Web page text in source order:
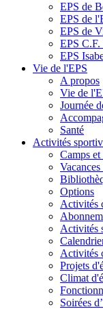
EPS de
EPS de
EPS de
EPS C.F.
EPS
Vie de l'EPS
A propos
Vie de
Journée
Santé
Activités
Camps et
Options
Activités
Activités
Activités
Projets
Climat
Soirées